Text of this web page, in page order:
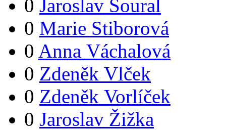
0 Jaroslav Soural
0 Marie Stiborová
0 Anna Váchalová
0 Zdeněk Vlček
0 Zdeněk Vorlíček
0 Jaroslav Žižka